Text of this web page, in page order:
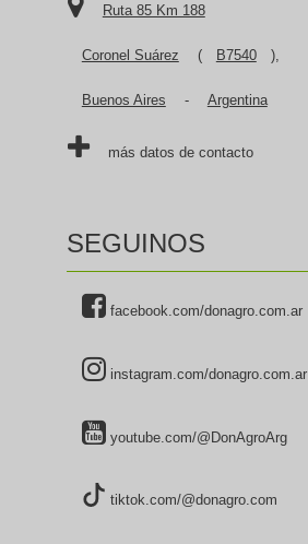
Ruta 85 Km 188
Coronel Suárez ( B7540 ),
Buenos Aires - Argentina
más datos de contacto
SEGUINOS
facebook.com/donagro.com.ar
instagram.com/donagro.com.ar
youtube.com/@DonAgroArg
tiktok.com/@donagro.com